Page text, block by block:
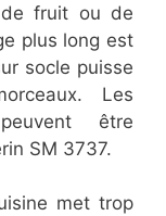
fruit ou de
plus long est
socle puisse
Les
être
SM 3737.
met trop